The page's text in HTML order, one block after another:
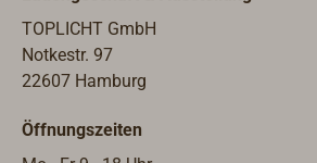
TOPLICHT GmbH
Notkestr. 97
22607 Hamburg
Öffnungszeiten